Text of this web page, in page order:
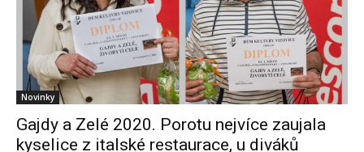
Novinky
Gajdy a Zelé 2020. Porotu nejvíce zaujala
kyselice z italské restaurace, u diváků